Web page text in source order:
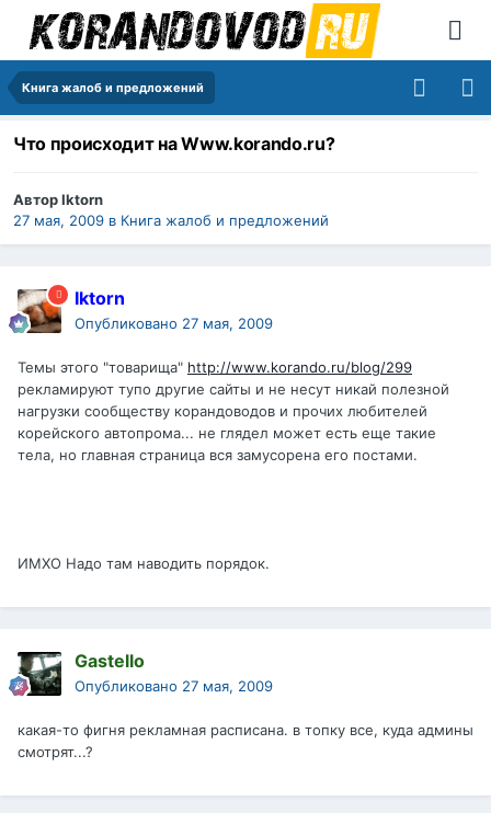
Книга жалоб и предложений
Что происходит на Www.korando.ru?
АвторIktorn
27 мая, 2009 в Книга жалоб и предложений
Iktorn
Опубликовано 27 мая, 2009
Темы этого "товарища" http://www.korando.ru/blog/299
рекламируют тупо другие сайты и не несут никай полезной
нагрузки сообществу корандоводов и прочих любителей
корейского автопрома... не глядел может есть еще такие
тела, но главная страница вся замусорена его постами.
ИМХО Надо там наводить порядок.
Gastello
Опубликовано 27 мая, 2009
какая-то фигня рекламная расписана. в топку все, куда админы
смотрят...?